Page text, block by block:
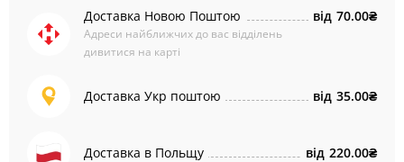
Доставка Новою Поштою
Адреси найближчих до вас відділень
дивитися на карті
від 70.00₴
Доставка Укр поштою від 35.00₴
Доставка в Польщу від 220.00₴